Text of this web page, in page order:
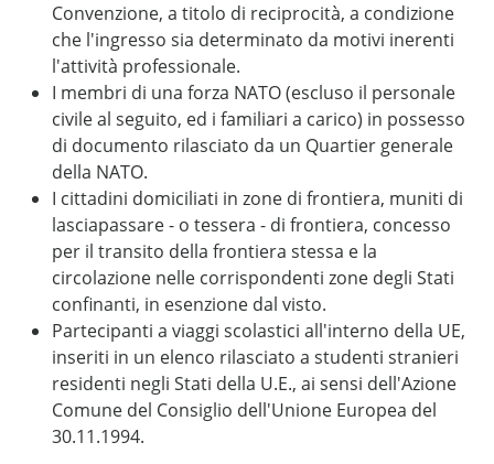
Convenzione, a titolo di reciprocità, a condizione
che l'ingresso sia determinato da motivi inerenti
l'attività professionale.
I membri di una forza NATO (escluso il personale
civile al seguito, ed i familiari a carico) in possesso
di documento rilasciato da un Quartier generale
della NATO.
I cittadini domiciliati in zone di frontiera, muniti di
lasciapassare - o tessera - di frontiera, concesso
per il transito della frontiera stessa e la
circolazione nelle corrispondenti zone degli Stati
confinanti, in esenzione dal visto.
Partecipanti a viaggi scolastici all'interno della UE,
inseriti in un elenco rilasciato a studenti stranieri
residenti negli Stati della U.E., ai sensi dell'Azione
Comune del Consiglio dell'Unione Europea del
30.11.1994.